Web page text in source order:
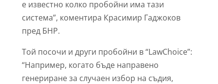
е известно колко пробойни има тази
система”, коментира Красимир Гаджоков
пред БНР.
Той посочи и други пробойни в “LawChoice”:
“Например, когато бъде направено
генериране за случаен избор на съдия,